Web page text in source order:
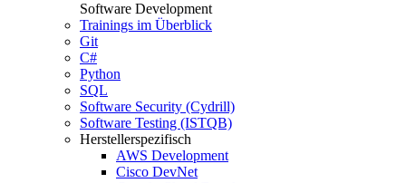
Software Development
Trainings im Überblick
Git
C#
Python
SQL
Software Security (Cydrill)
Software Testing (ISTQB)
Herstellerspezifisch
AWS Development
Cisco DevNet